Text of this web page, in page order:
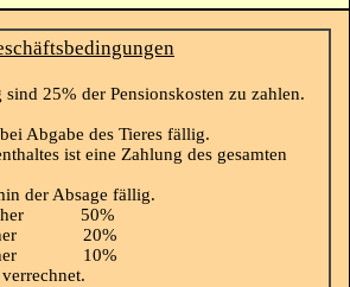
25% der Pensionskosten zu zahlen.
Abgabe des Tieres fällig.
ist eine Zahlung des gesamten
der Absage fällig.
50%
20%
10%